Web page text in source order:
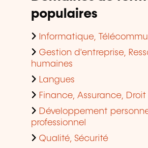
populaires
Informatique,
Gestion d'entreprise,
humaines
Langues
Finance, Assurance, Droit
Développement
professionnel
Qualité, Sécurité